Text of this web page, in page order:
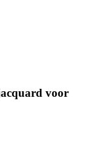
voor